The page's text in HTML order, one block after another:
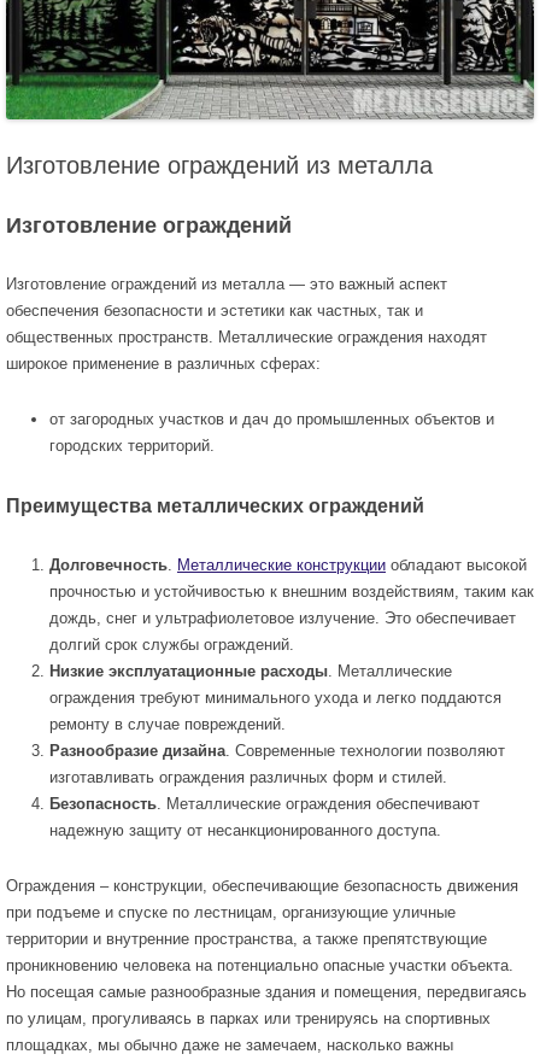
Изготовление ограждений из металла
Изготовление ограждений
Изготовление ограждений из металла — это важный аспект
обеспечения безопасности и эстетики как частных, так и
общественных пространств. Металлические ограждения находят
широкое применение в различных сферах:
от загородных участков и дач до промышленных объектов и
городских территорий.
Преимущества металлических ограждений
Долговечность Металлические конструкции обладают высокой
прочностью и устойчивостью к внешним воздействиям, таким как
дождь, снег и ультрафиолетовое излучение. Это обеспечивает
долгий срок службы ограждений.
Низкие эксплуатационные расходы . Металлические
ограждения требуют минимального ухода и легко поддаются
ремонту в случае повреждений.
Разнообразие дизайна . Современные технологии позволяют
изготавливать ограждения различных форм и стилей.
Безопасность . Металлические ограждения обеспечивают
надежную защиту от несанкционированного доступа.
Ограждения – конструкции, обеспечивающие безопасность движения
при подъеме и спуске по лестницам, организующие уличные
территории и внутренние пространства, а также препятствующие
проникновению человека на потенциально опасные участки объекта.
Но посещая самые разнообразные здания и помещения, передвигаясь
по улицам, прогуливаясь в парках или тренируясь на спортивных
площадках, мы обычно даже не замечаем, насколько важны